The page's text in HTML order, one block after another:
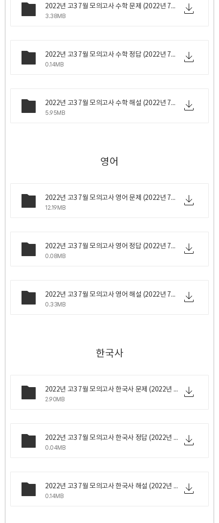
2022년 고3 7월 모의고사 수학 문제 (2022년 7월 6일 수요일 시행).zip
3.38MB
2022년 고3 7월 모의고사 수학 정답 (2022년 7월 6일 수요일 시행).png
0.14MB
2022년 고3 7월 모의고사 수학 해설 (2022년 7월 6일 수요일 시행).zip
5.95MB
영어
2022년 고3 7월 모의고사 영어 문제 (2022년 7월 6일 수요일 시행).zip
12.19MB
2022년 고3 7월 모의고사 영어 정답 (2022년 7월 6일 수요일 시행).png
0.08MB
2022년 고3 7월 모의고사 영어 해설 (2022년 7월 6일 수요일 시행).pdf
0.33MB
한국사
2022년 고3 7월 모의고사 한국사 문제 (2022년 7월 6일 수요일 시행).pdf
2.90MB
2022년 고3 7월 모의고사 한국사 정답 (2022년 7월 6일 수요일 시행).png
0.04MB
2022년 고3 7월 모의고사 한국사 해설 (2022년 7월 6일 수요일 시행).pdf
0.14MB